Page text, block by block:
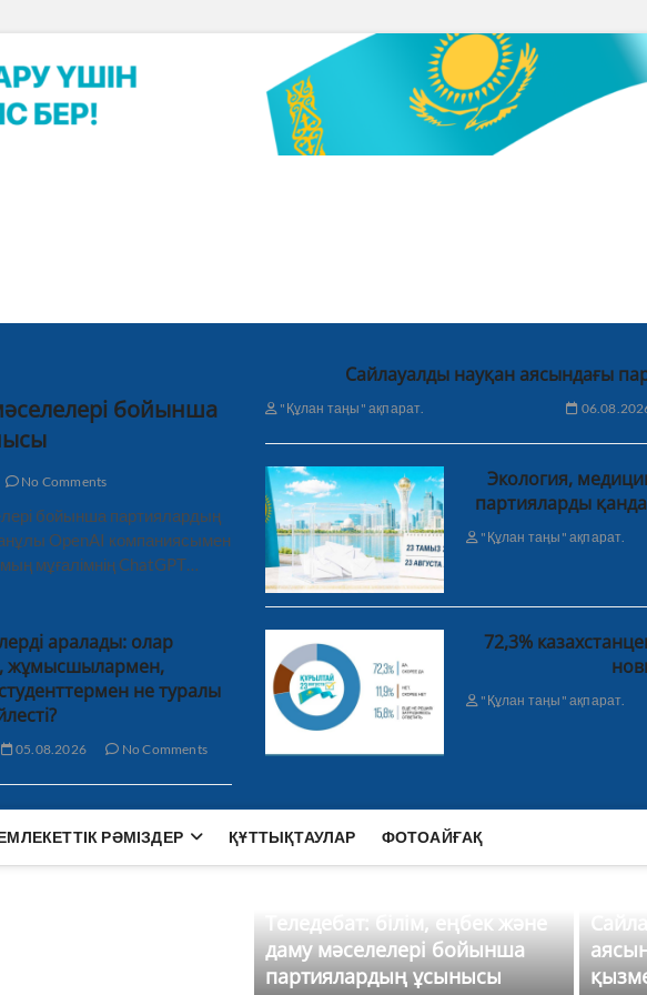
бойынша
No Comments
бойынша партиялардың
OpenAI компаниясымен
мұғалімнің ChatGPT…
Сайлауалды науқан аясындағы
"Құлан таңы" ақпарат.
Экология,
партияларды
"Құлан таңы" ақпарат.
аралады: олар
жұмысшылармен,
не туралы
05.08.2026 No Comments
72,3%
"Құлан таңы" ақпарат.
РӘМІЗДЕР ҚҰТТЫҚТАУЛАР ФОТОАЙҒАҚ
Теледебат: білім, еңбек және
даму мәселелері бойынша
партиялардың ұсынысы